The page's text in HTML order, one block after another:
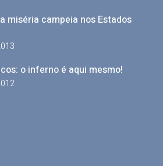
miséria campeia nos Estados
o inferno é aqui mesmo!